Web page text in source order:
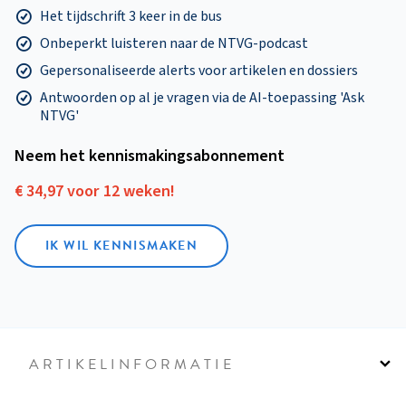
Het tijdschrift 3 keer in de bus
Onbeperkt luisteren naar de NTVG-podcast
Gepersonaliseerde alerts voor artikelen en dossiers
Antwoorden op al je vragen via de AI-toepassing 'Ask
NTVG'
Neem het kennismakings­abonnement
€ 34,97 voor 12 weken!
IK WIL KENNISMAKEN
ARTIKELINFORMATIE